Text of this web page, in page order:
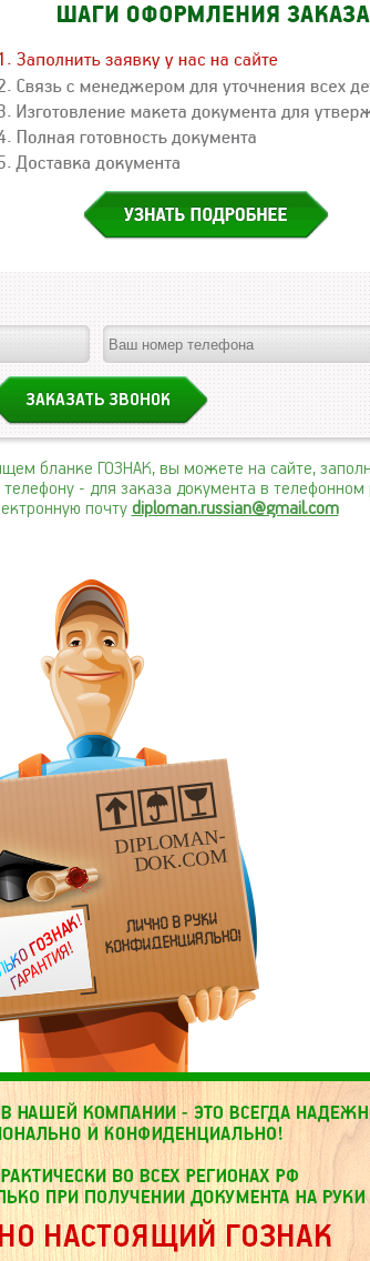
бланке ГОЗНАК, вы можете на сайте,
- для заказа документа в
почту diploman.russian@gmail.com
DIPLOMAN-
DOK.COM